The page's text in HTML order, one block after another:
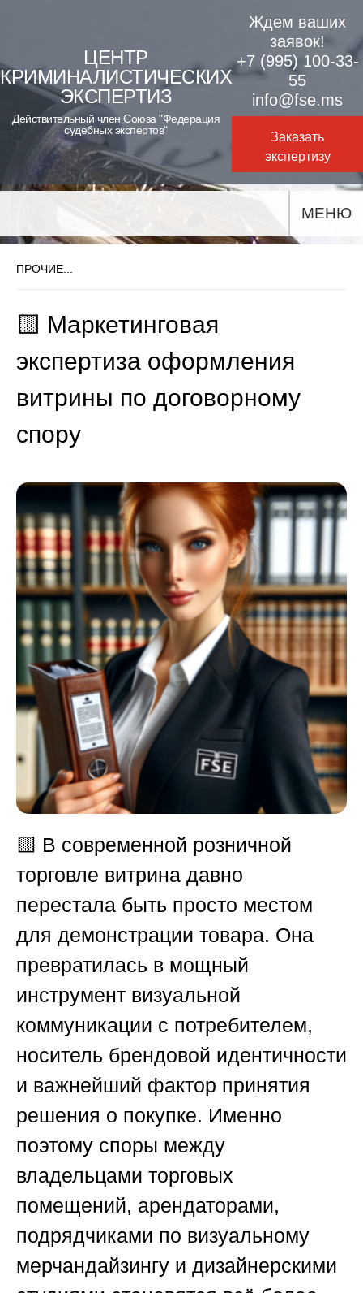
content
ЦЕНТР
КРИМИНАЛИСТИЧЕСКИХ
ЭКСПЕРТИЗ
Действительный член Союза "Федерация
судебных экспертов"
Ждем ваших
заявок!
+7 (995) 100-33-
55
info@fse.ms
Заказать
экспертизу
МЕНЮ
ПРОЧИЕ...
🟨 Маркетинговая
экспертиза оформления
витрины по договорному
спору
🟨 В современной розничной
торговле витрина давно
перестала быть просто местом
для демонстрации товара. Она
превратилась в мощный
инструмент визуальной
коммуникации с потребителем,
носитель брендовой идентичности
и важнейший фактор принятия
решения о покупке. Именно
поэтому споры между
владельцами торговых
помещений, арендаторами,
подрядчиками по визуальному
мерчандайзингу и дизайнерскими